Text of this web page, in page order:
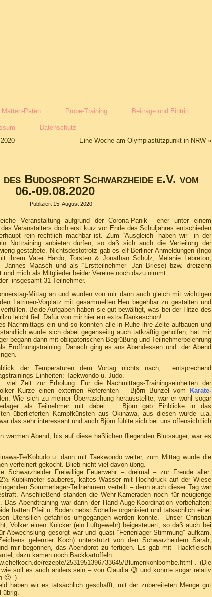
Matten-Paten Probe-Training Beiträge und Eintritt
Datenschutz
Eine Woche am Olympiastützpunkt in NRW»
Budosport Schwarzheide e.V. vom
06.-09.08.2020
Publiziert 15. August 2020
Veranstaltung aufgrund der Corona-Panik eher unter einem
Veranstalters doch erst kurz vor Ende des Schuljahres entschieden
rein rechtlich machbar ist. Zum “Ausgleich” haben wir in der
Nottraining anbieten dürfen, so daß sich auch die Verteilung der
gestaltete. Nichtsdestotrotz gab es elf Berliner Anmeldungen (Ingo
ihrem Vater Hardo, Torsten & Jonathan Schulz, Melanie Lebreton,
Maasch und als “Erstteilnehmer” Jan Briese) bzw. dreizehn
und mich als Mitglieder beider Vereine noch dazu nimmt.
insgesamt 31 Teilnehmer.
Mittag an und wurden von mir dann auch gleich mit wichtigen
Latrinen-Vorplatz mit gesammelten Heu begehbar zu gestalten und
Beide Aufgaben haben sie gut bewältigt, was bei der Hitze des
leicht fiel. Dafür von mir hier ein extra Dankeschön!
Nachmittags ein und so konnten alle in Ruhe ihre Zelte aufbauen und
wurde sich dabei gegenseitig auch tatkräftig geholfen, hat mir
begann dann mit obligatorischen Begrüßung und Teilnehmerbelehrung
Eröffnungstraining. Danach ging es ans Abendessen und der Abend
der Temperaturen dem Vortag nichts nach, entsprechend
Einheiten: Taekwondo u. Judo.
Zeit zur Erholung. Für die Nachmittags-Trainingseinheiten der
Kurze einen externen Referenten – Björn Bunzel vom
Karate-
Wie sich zu meiner Überraschung herausstellte, war er wohl sogar
als Teilnehmer mit dabei … Björn gab Einblicke in das
überlieferten Kampfkünsten aus Okinawa, aus diesen wurde u.a.
das sehr interessant und auch Björn fühlte sich bei uns offensichtlich
warmen Abend, bis auf diese häßlichen fliegenden Blutsauger, war es
Te/Kobudo u. dann mit Taekwondo weiter, zum Mittag wurde die
verfeinert gekocht. Blieb nicht viel davon übrig.
Schwarzheider Freiwillige Feuerwehr – dreimal – zur Freude aller
Kubikmeter sauberes, kaltes Wasser mit Hochdruck auf der Wiese
Sommerlager-Teilnehmern verteilt – denn auch dieser Tag war
Anschließend standen die Wehr-Kameraden noch für neugierige
Das Abendtraining war dann der Hand-Auge-Koordination vorbehalten:
hatten Pfeil u. Boden nebst Scheibe organisiert und tatsächlich eine
Utensilien gefahrlos umgegangen werden konnte. Unser Christian
Volker einen Knicker (ein Luftgewehr) beigesteuert, so daß auch bei
Abwechslung gesorgt war und quasi “Ferienlager-Stimmung” aufkam.
gelernter Koch) unterstützt von den Schwarzheidern Sarah,
mir begonnen, das Abendbrot zu fertigen. Es gab mit Hackfleisch
dazu kamen noch Backkartoffeln.
rezepte/2531951396733645/Blumenkohlbombe.html
. (Die
soll es auch anders sein – von Claudia 😉 und konnte sogar relativ
🙂 )
haben wir es tatsächlich geschafft, mit der zubereiteten Menge gut
übrig.